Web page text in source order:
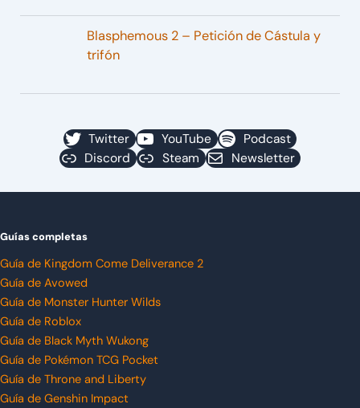
Blasphemous 2 – Petición de Cástula y
trifón
Twitter YouTube
Podcast
Discord
Steam Newsletter
Guías completas
Guía de Kingdom Come Deliverance 2
Guía de Avowed
Guía de Monster Hunter Wilds
Guía de Roblox
Guía de Black Myth Wukong
Guía de Pokémon TCG Pocket
Guía de Throne and Liberty
Guía de Genshin Impact